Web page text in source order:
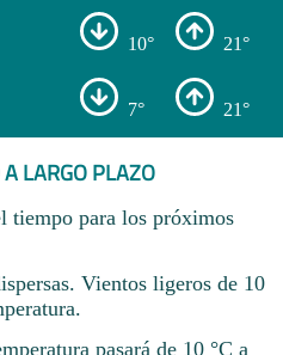
10° 21°
7° 21°
LARGO PLAZO
tiempo para los próximos
Vientos ligeros de 10
pasará de 10 °C a